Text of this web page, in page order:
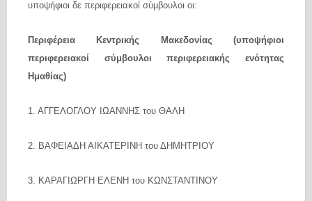
υποψήφιοι δε περιφερειακοί σύμβουλοι οι:
Περιφέρεια Κεντρικής Μακεδονίας (υποψήφιοι
περιφερειακοί σύμβουλοι περιφερειακής ενότητας
Ημαθίας)
1. ΑΓΓΕΛΟΓΛΟΥ ΙΩΑΝΝΗΣ του ΘΑΛΗ
2. ΒΑΦΕΙΑΔΗ ΑΙΚΑΤΕΡΙΝΗ του ΔΗΜΗΤΡΙΟΥ
3. ΚΑΡΑΓΙΩΡΓΗ ΕΛΕΝΗ του ΚΩΝΣΤΑΝΤΙΝΟΥ